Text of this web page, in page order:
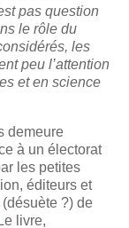
pas question
le rôle du
les
peu l’attention
et en science
demeure
à un électorat
les petites
éditeurs et
?) de
livre,